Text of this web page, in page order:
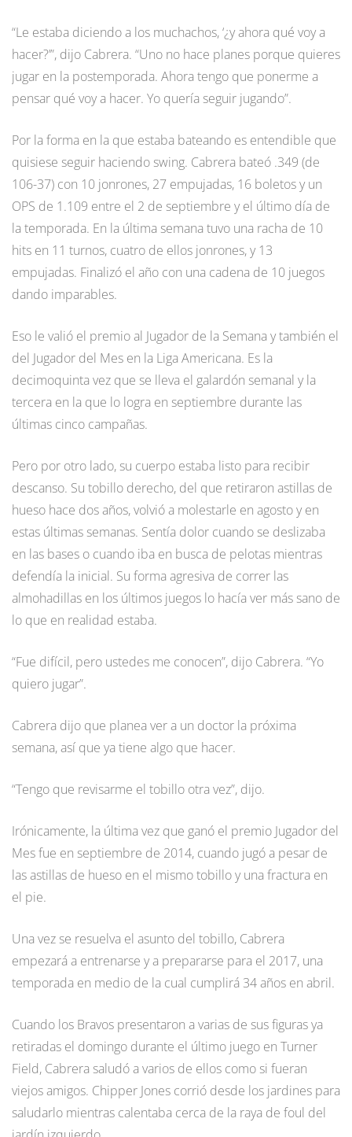
“Le estaba diciendo a los muchachos, ‘¿y ahora qué voy a
hacer?’”, dijo Cabrera. “Uno no hace planes porque quieres
jugar en la postemporada. Ahora tengo que ponerme a
pensar qué voy a hacer. Yo quería seguir jugando”.
Por la forma en la que estaba bateando es entendible que
quisiese seguir haciendo swing. Cabrera bateó .349 (de
106-37) con 10 jonrones, 27 empujadas, 16 boletos y un
OPS de 1.109 entre el 2 de septiembre y el último día de
la temporada. En la última semana tuvo una racha de 10
hits en 11 turnos, cuatro de ellos jonrones, y 13
empujadas. Finalizó el año con una cadena de 10 juegos
dando imparables.
Eso le valió el premio al Jugador de la Semana y también el
del Jugador del Mes en la Liga Americana. Es la
decimoquinta vez que se lleva el galardón semanal y la
tercera en la que lo logra en septiembre durante las
últimas cinco campañas.
Pero por otro lado, su cuerpo estaba listo para recibir
descanso. Su tobillo derecho, del que retiraron astillas de
hueso hace dos años, volvió a molestarle en agosto y en
estas últimas semanas. Sentía dolor cuando se deslizaba
en las bases o cuando iba en busca de pelotas mientras
defendía la inicial. Su forma agresiva de correr las
almohadillas en los últimos juegos lo hacía ver más sano de
lo que en realidad estaba.
“Fue difícil, pero ustedes me conocen”, dijo Cabrera. “Yo
quiero jugar”.
Cabrera dijo que planea ver a un doctor la próxima
semana, así que ya tiene algo que hacer.
“Tengo que revisarme el tobillo otra vez”, dijo.
Irónicamente, la última vez que ganó el premio Jugador del
Mes fue en septiembre de 2014, cuando jugó a pesar de
las astillas de hueso en el mismo tobillo y una fractura en
el pie.
Una vez se resuelva el asunto del tobillo, Cabrera
empezará a entrenarse y a prepararse para el 2017, una
temporada en medio de la cual cumplirá 34 años en abril.
Cuando los Bravos presentaron a varias de sus figuras ya
retiradas el domingo durante el último juego en Turner
Field, Cabrera saludó a varios de ellos como si fueran
viejos amigos. Chipper Jones corrió desde los jardines para
saludarlo mientras calentaba cerca de la raya de foul del